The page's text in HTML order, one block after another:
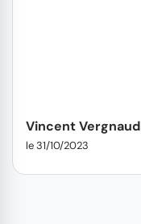
Vincent Vergnaud
le 31/10/2023